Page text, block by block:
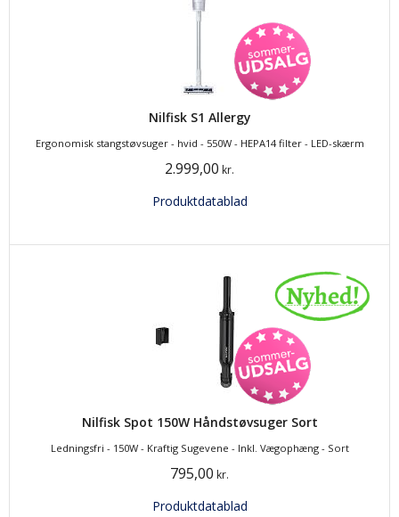
Nilfisk S1 Allergy
Ergonomisk stangstøvsuger - hvid - 550W - HEPA14 filter - LED-skærm
2.999,00 kr.
Produktdatablad
Nilfisk Spot 150W Håndstøvsuger Sort
Ledningsfri - 150W - Kraftig Sugevene - Inkl. Vægophæng - Sort
795,00 kr.
Produktdatablad